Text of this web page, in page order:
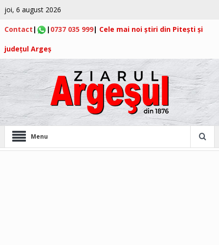
joi, 6 august 2026
Contact | | 0737 035 999| Cele mai noi știri din Pitești și
județul Argeș
Menu